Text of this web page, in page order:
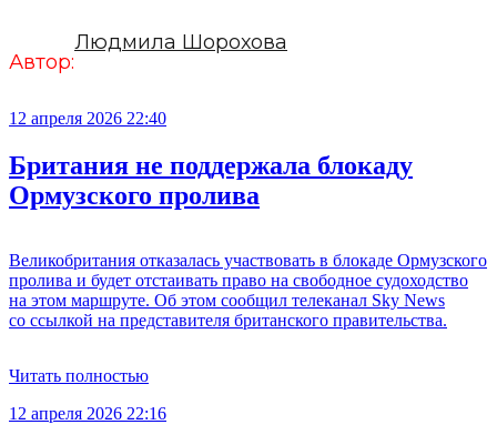
Автор:
Людмила Шорохова
12 апреля 2026 22:40
Британия не поддержала блокаду
Ормузского пролива
Великобритания отказалась участвовать в блокаде Ормузского
пролива и будет отстаивать право на свободное судоходство
на этом маршруте. Об этом сообщил телеканал Sky News
со ссылкой на представителя британского правительства.
Читать полностью
12 апреля 2026 22:16